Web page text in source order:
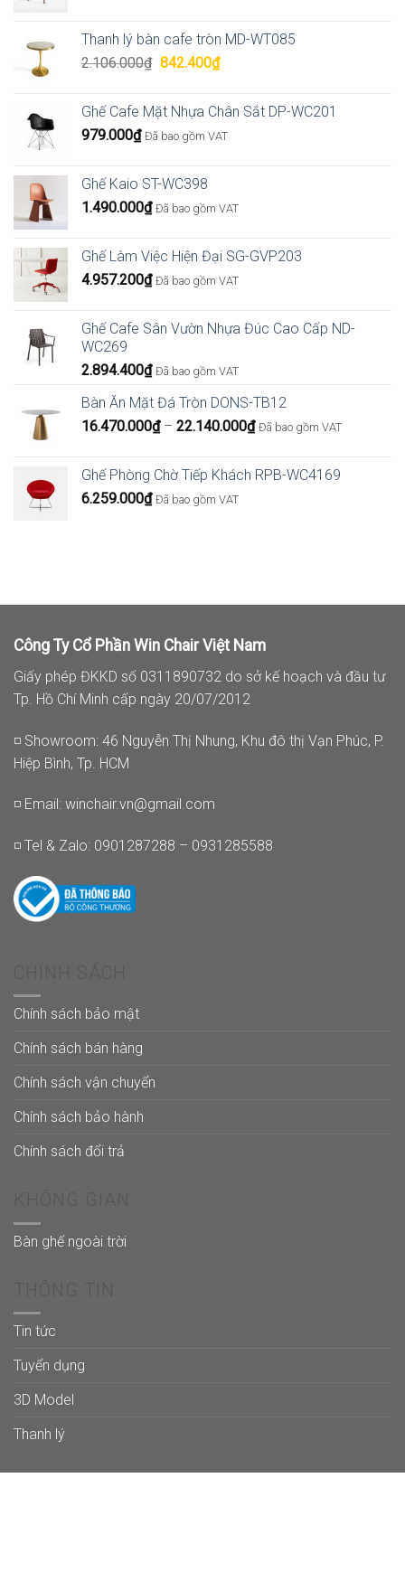
Thanh lý bàn cafe tròn MD-WT085
2.106.000₫ Giá
2.106.000₫.
842.400₫Giá
là:
842.400₫.
Ghế Cafe Mặt Nhựa Chân Sắt DP-WC201
979.000₫ Đã bao gồm VAT
Ghế Kaio ST-WC398
1.490.000₫ Đã bao gồm VAT
Ghế Làm Việc Hiện Đại SG-GVP203
4.957.200₫ Đã bao gồm VAT
Ghế Cafe Sân Vườn Nhựa Đúc Cao Cấp ND-
WC269
2.894.400₫ Đã bao gồm VAT
Bàn Ăn Mặt Đá Tròn DONS-TB12
16.470.000₫ – 22.140.000₫Khoảng
16.470.000₫
Đã bao gồm VAT
Ghế Phòng Chờ Tiếp Khách RPB-WC4169
6.259.000₫ Đã bao gồm VAT
Công Ty Cổ Phần Win Chair Việt Nam
Giấy phép ĐKKD số 0311890732 do sở kế hoạch và đầu tư
Tp. Hồ Chí Minh cấp ngày 20/07/2012
◽ Showroom: 46 Nguyễn Thị Nhung, Khu đô thị Vạn Phúc, P.
Hiệp Bình, Tp. HCM
◽ Email: winchair.vn@gmail.com
◽ Tel & Zalo: 0901287288 – 0931285588
Chính sách bảo mật
Chính sách bán hàng
Chính sách vận chuyển
Chính sách bảo hành
Chính sách đổi trả
Bàn ghế ngoài trời
Tin tức
Tuyển dụng
3D Model
Thanh lý